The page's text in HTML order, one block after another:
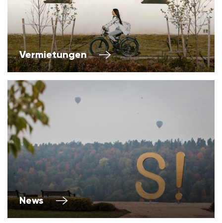
Vermietungen
News